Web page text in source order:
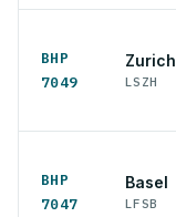
BHP
7049
Zurich
LSZH
BHP
7047
Basel
LFSB